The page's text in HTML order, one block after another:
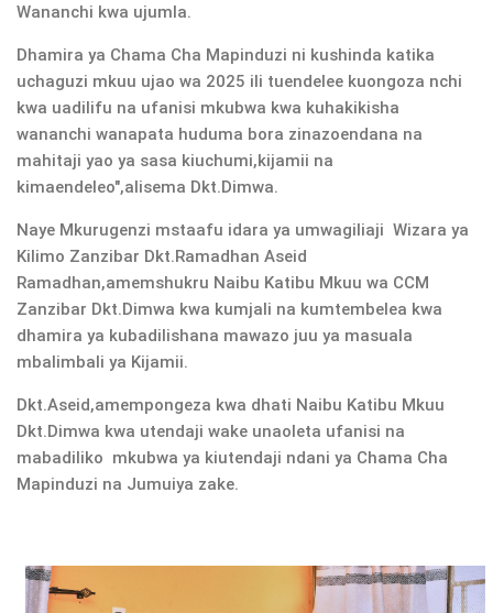
Wananchi kwa ujumla.
Dhamira ya Chama Cha Mapinduzi ni kushinda katika
uchaguzi mkuu ujao wa 2025 ili tuendelee kuongoza nchi
kwa uadilifu na ufanisi mkubwa kwa kuhakikisha
wananchi wanapata huduma bora zinazoendana na
mahitaji yao ya sasa kiuchumi,kijamii na
kimaendeleo",alisema Dkt.Dimwa.
Naye Mkurugenzi mstaafu idara ya umwagiliaji Wizara ya
Kilimo Zanzibar Dkt.Ramadhan Aseid
Ramadhan,amemshukru Naibu Katibu Mkuu wa CCM
Zanzibar Dkt.Dimwa kwa kumjali na kumtembelea kwa
dhamira ya kubadilishana mawazo juu ya masuala
mbalimbali ya Kijamii.
Dkt.Aseid,amempongeza kwa dhati Naibu Katibu Mkuu
Dkt.Dimwa kwa utendaji wake unaoleta ufanisi na
mabadiliko mkubwa ya kiutendaji ndani ya Chama Cha
Mapinduzi na Jumuiya zake.